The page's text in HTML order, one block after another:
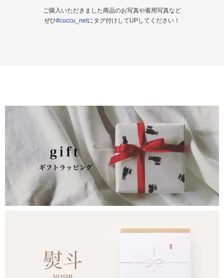
ご購入いただきました商品のお写真や着用写真など
ぜひ#cuccu_netにタグ付けしてUPしてください！